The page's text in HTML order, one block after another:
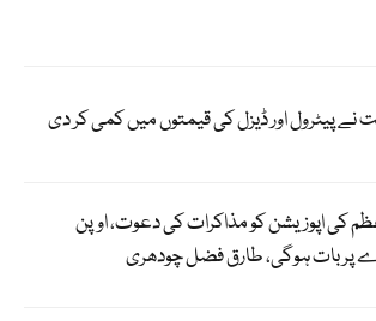
نے پیٹرول اور ڈیزل کی قیمتوں میں کمی کر دی
کی اپوزیشن کو مذاکرات کی دعوت، اوپن
پر بات ہوگی، طارق فضل چودھری